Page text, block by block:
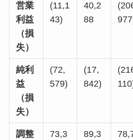
営業
利益
（損
失）
(11,1
43)
40,2
88
純利
益
（損
失）
(72,
579)
(17,
842)
調整
73,3
89,3